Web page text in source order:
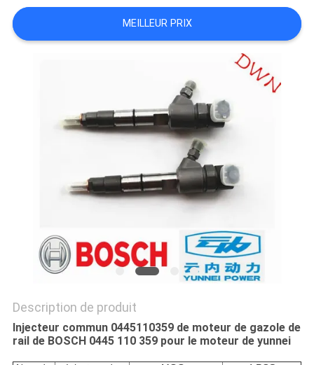
CITATION
PRIVACY
MEILLEUR PRIX
Description de produit
Injecteur commun 0445110359 de moteur de gazole de
rail de BOSCH 0445 110 359 pour le moteur de yunnei